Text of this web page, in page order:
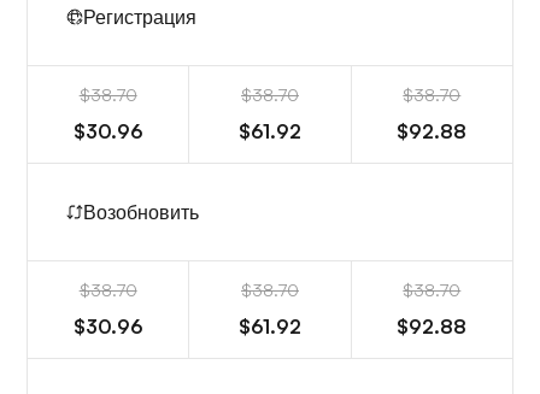
Регистрация
$38.70
$30.96
$38.70
$61.92
$38.70
$92.88
Возобновить
$38.70
$30.96
$38.70
$61.92
$38.70
$92.88